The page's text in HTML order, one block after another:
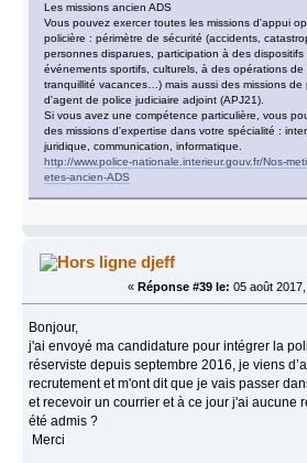
Les missions ancien ADS
Vous pouvez exercer toutes les missions d'appui
policière : périmètre de sécurité (accidents,
personnes disparues, participation à des
événements sportifs, culturels, à des opérations de
tranquillité vacances…) mais aussi des missions de
d'agent de police judiciaire adjoint (APJ21).
Si vous avez une compétence particulière, vous
des missions d'expertise dans votre spécialité :
juridique, communication, informatique.
http://www.police-nationale.interieur.gouv.fr/Nos-
etes-ancien-ADS
djeff
« Réponse #39 le: 05 août
Bonjour,
j'ai envoyé ma candidature pour intégrer la
réserviste depuis septembre 2016, je viens
recrutement et m'ont dit que je vais passer
et recevoir un courrier et à ce jour j'ai aucune
été admis ?
Merci